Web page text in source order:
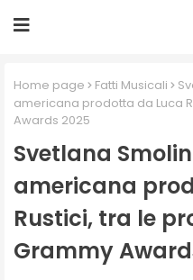
Home page Fatti Musicali
americana prodotta da Luca
Awards 2025
Svetlana
americana
Rustici, tra le
Grammy